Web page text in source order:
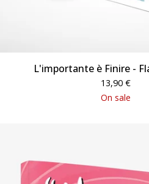
L'importante è Finire -
13,90 €
On sale